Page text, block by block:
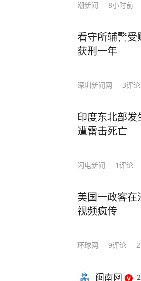
潮新闻 8小时前
看守所辅警受
获刑一年
深圳新闻网 3评论
印度东北部发
遭雷击死亡
闪电新闻 1评论
美国一政客在
视频疯传
环球网 9评论
闽南网